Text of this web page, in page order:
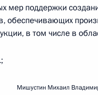
мер поддержки
обеспечивающих
в том числе в
Мишустин Михаил